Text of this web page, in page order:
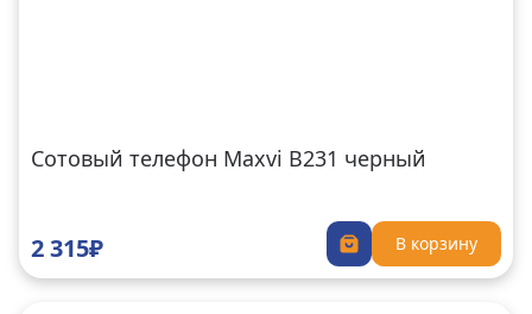
Сотовый телефон Maxvi B231 черный
2 315₽ В корзину